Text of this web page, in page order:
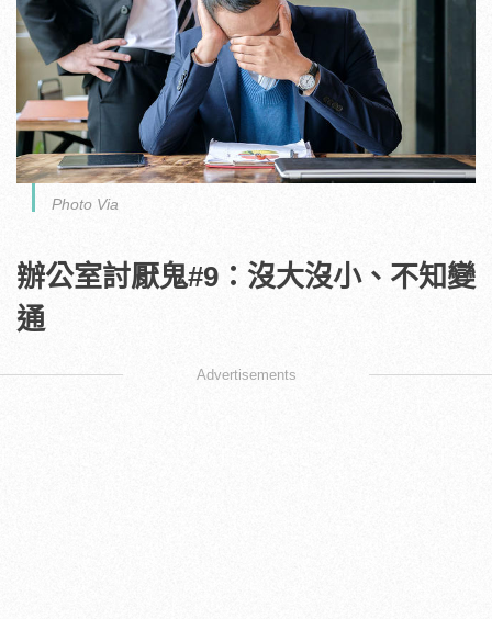
Photo Via
辦公室討厭鬼#9：沒大沒小、不知變
通
Advertisements